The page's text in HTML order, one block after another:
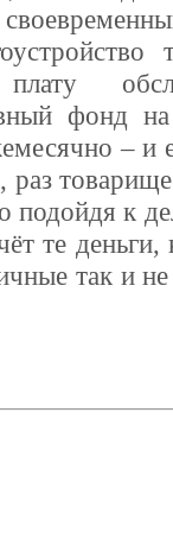
фонд на
– и
подойдя к
те
так и